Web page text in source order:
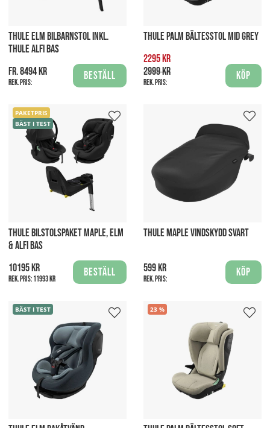
THULE ELM BILBARNSTOL INKL.
THULE ALFI BAS
fr. 8494 kr
Rek. pris:
Beställ
THULE PALM BÄLTESSTOL MID GREY
2295 kr
2999 kr
Rek. pris:
Köp
PAKETPRIS
BÄST I TEST
THULE BILSTOLSPAKET MAPLE, ELM
& ALFI BAS
10195 kr
Rek. pris:11993 kr
Beställ
THULE MAPLE VINDSKYDD SVART
599 kr
Rek. pris:
Köp
BÄST I TEST 23